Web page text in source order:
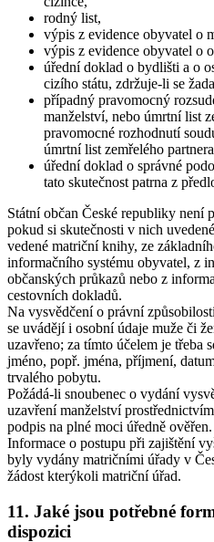
rodný list,
výpis z evidence obyvatel o
výpis z evidence obyvatel o
úřední doklad o bydlišti a o
cizího státu, zdržuje-li se
případný pravomocný
manželství, nebo úmrtní list
pravomocné rozhodnutí
úmrtní list zemřelého
úřední doklad o správné
tato skutečnost patrna z
Státní občan České republiky není
pokud si skutečnosti v nich
vedené matriční knihy, ze
informačního systému obyvatel, z
občanských průkazů nebo z
cestovních dokladů.
Na vysvědčení o právní
se uvádějí i osobní údaje muže či
uzavřeno; za tímto účelem je třeba
jméno, popř. jména, příjmení,
trvalého pobytu.
Požádá-li snoubenec o vydání
uzavření manželství
podpis na plné moci úředně ověřen.
Informace o postupu při zajištění
byly vydány matričními úřady v
žádost kterýkoli matriční úřad.
11. Jaké jsou potřebné
dispozici